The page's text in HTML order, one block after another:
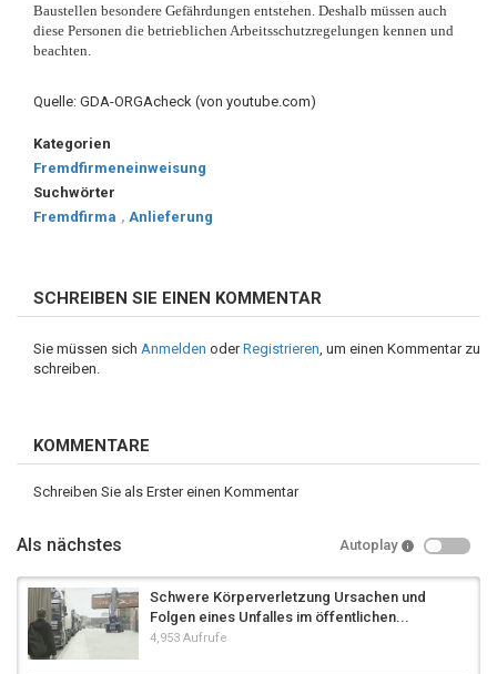
Baustellen besondere Gefährdungen entstehen. Deshalb müssen auch
diese Personen die betrieblichen Arbeitsschutzregelungen kennen und
beachten.
Quelle: GDA-ORGAcheck (von youtube.com)
Kategorien
Fremdfirmeneinweisung
Suchwörter
Fremdfirma , Anlieferung
SCHREIBEN SIE EINEN KOMMENTAR
Sie müssen sich Anmelden oderRegistrieren, um einen Kommentar zu
schreiben.
KOMMENTARE
Schreiben Sie als Erster einen Kommentar
Als nächstes Autoplay
Schwere Körperverletzung Ursachen und
Folgen eines Unfalles im öffentlichen...
4,953 Aufrufe